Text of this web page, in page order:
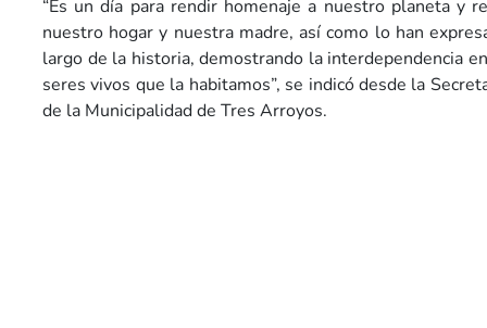
“Es un día para rendir homenaje a nuestro planeta y
nuestro hogar y nuestra madre, así como lo han
largo de la historia, demostrando la interdependencia
seres vivos que la habitamos”, se indicó desde la
de la Municipalidad de Tres Arroyos.